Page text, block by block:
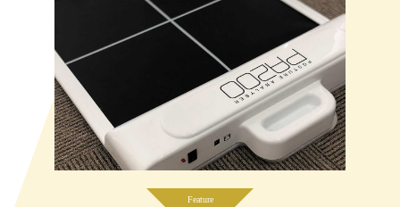
Feature